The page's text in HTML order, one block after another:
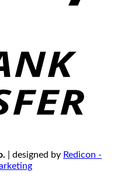
| designed by Redicon -